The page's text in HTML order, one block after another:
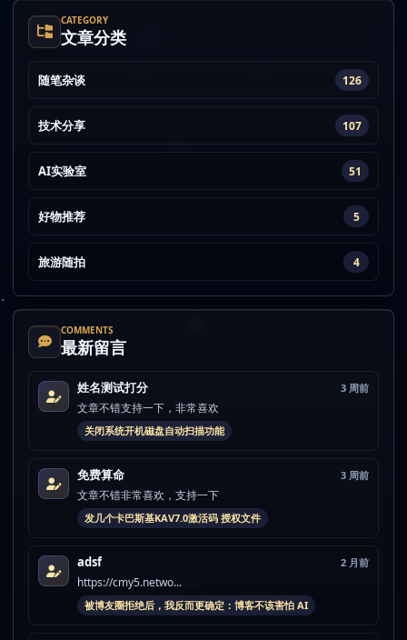
CATEGORY
文章分类
随笔杂谈 126
技术分享 107
AI实验室 51
好物推荐 5
旅游随拍 4
COMMENTS
最新留言
姓名测试打分 3 周前
文章不错支持一下，非常喜欢
关闭系统开机磁盘自动扫描功能
免费算命 3 周前
文章不错非常喜欢，支持一下
发几个卡巴斯基KAV7.0激活码 授权文件
adsf 2 月前
https://cmy5.netwo...
被博友圈拒绝后，我反而更确定：博客不该害怕 AI